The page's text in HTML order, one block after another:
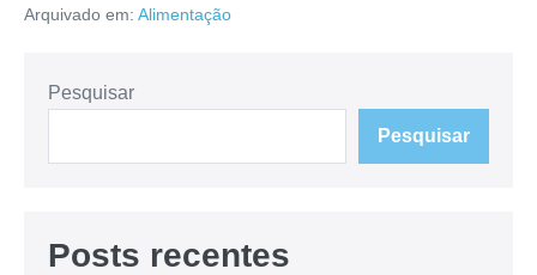
de
e
Vegetais
Dieta
Arquivado em: Alimentação
Pesquisar
Pesquisar
Posts recentes